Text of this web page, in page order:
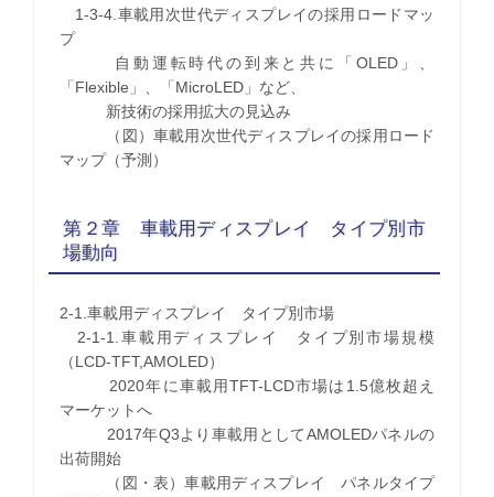
1-3-4.車載用次世代ディスプレイの採用ロードマッ
プ
自動運転時代の到来と共に「OLED」、
「Flexible」、「MicroLED」など、
新技術の採用拡大の見込み
（図）車載用次世代ディスプレイの採用ロード
マップ（予測）
第２章 車載用ディスプレイ タイプ別市
場動向
2-1.車載用ディスプレイ タイプ別市場
2-1-1.車載用ディスプレイ タイプ別市場規模
（LCD-TFT,AMOLED）
2020年に車載用TFT-LCD市場は1.5億枚超え
マーケットへ
2017年Q3より車載用としてAMOLEDパネルの
出荷開始
（図・表）車載用ディスプレイ パネルタイプ